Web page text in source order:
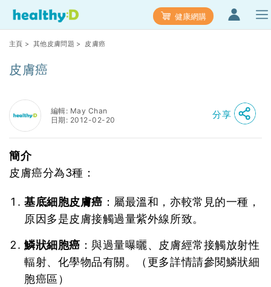
健康網購
主頁 > 其他皮膚問題 > 皮膚癌
皮膚癌
編輯: May Chan
日期: 2012-02-20
分享
簡介
皮膚癌分為3種：
基底細胞皮膚癌 ：屬最溫和，亦較常見的一種，
原因多是皮膚接觸過量紫外線所致。
鱗狀細胞癌 ：與過量曝曬、皮膚經常接觸放射性
輻射、化學物品有關。（更多詳情請參閱鱗狀細
胞癌區）